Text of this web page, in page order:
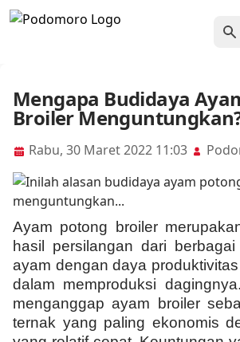
Mengapa Budidaya
Broiler
Rabu, 30 Maret 2022 11:03
Ayam potong broiler
hasil persilangan dari
ayam dengan daya
dalam memproduksi
menganggap ayam broiler
ternak yang paling ekonomis